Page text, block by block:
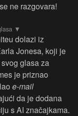
ne razgovara!
dolazi iz
Jonesa, koji je
glasa za
je priznao
e-mail
da je dodana
s AI značajkama.